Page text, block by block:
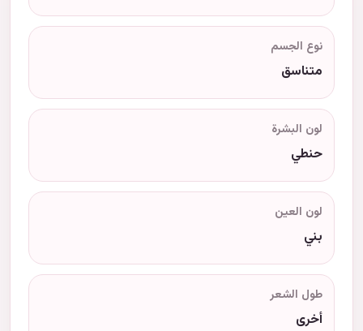
نوع الجسم
متناسق
لون البشرة
حنطي
لون العين
بني
طول الشعر
أخرى